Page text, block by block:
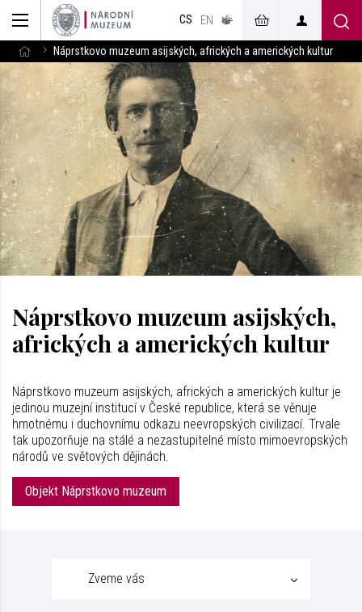
CS EN
v českém
jazyce
Náprstkovo muzeum asijských, afrických a amerických kultur
Náprstkovo muzeum asijských,
afrických a amerických kultur
Náprstkovo muzeum asijských, afrických a amerických kultur je
jedinou muzejní institucí v České republice, která se věnuje
hmotnému i duchovnímu odkazu neevropských civilizací. Trvale
tak upozorňuje na stálé a nezastupitelné místo mimoevropských
národů ve světových dějinách.
Objekt Náprstkovo muzeum
Zveme vás